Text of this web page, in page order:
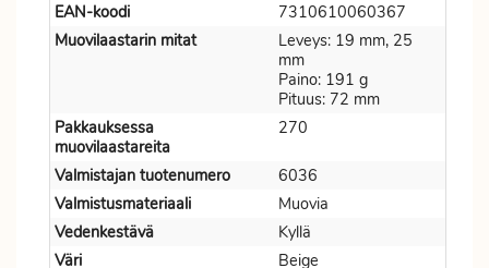
EAN-koodi
7310610060367
Muovilaastarin mitat
Leveys: 19 mm, 25
mm
Paino: 191 g
Pituus: 72 mm
Pakkauksessa
muovilaastareita
270
Valmistajan tuotenumero
6036
Valmistusmateriaali
Muovia
Vedenkestävä
Kyllä
Väri
Beige